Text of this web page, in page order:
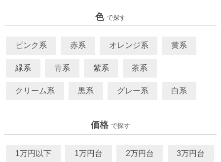
色 で探す
ピンク系 赤系 オレンジ系 黄系
緑系 青系 紫系 茶系
クリーム系 黒系 グレー系 白系
価格 で探す
1万円以下 1万円台 2万円台 3万円台